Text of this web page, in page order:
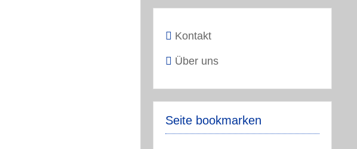
Kontakt
Über uns
Seite bookmarken